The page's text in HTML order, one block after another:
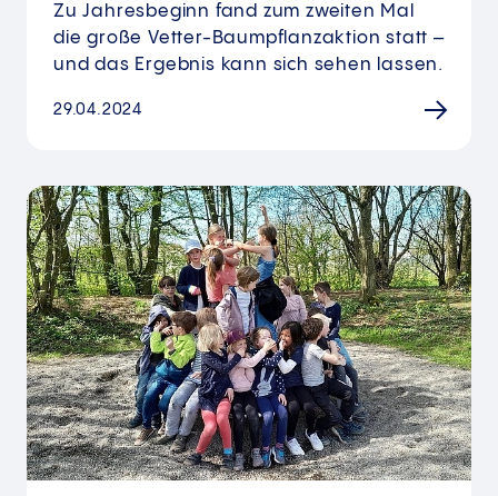
Zu Jahresbeginn fand zum zweiten Mal
die große Vetter-Baumpflanzaktion statt –
und das Ergebnis kann sich sehen lassen.
29.04.2024